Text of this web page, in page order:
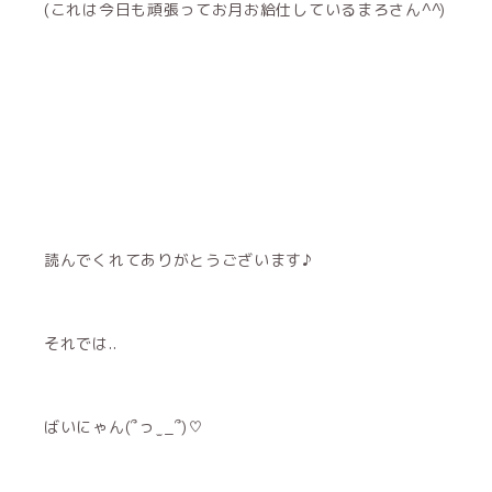
(これは今日も頑張ってお月お給仕しているまろさん^^)
読んでくれてありがとうございます♪
それでは..
ばいにゃん(՞っ ̫ _՞)♡